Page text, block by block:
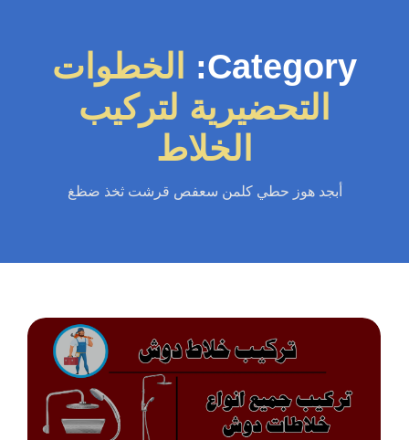
Category:
الخطوات
التحضيرية لتركيب
الخلاط
أبجد هوز حطي كلمن سعفص قرشت ثخذ ضظغ